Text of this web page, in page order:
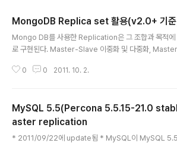
MongoDB Replica set 활용(v2.0+ 기
Mongo DB를 사용한 Replication은 그 조합과 목적에
로 구현된다. Master-Slave 이중화 및 다중화,
et 등, ... 결국은 데이터베이스의 고가용성을 갖추기 위한
er-Master 구조를 선호하는 것이 일반적이다. 또한 그
며 Fail-over 를 통한 Availability 뿐 아니라 Read/
0 0 2011. 10. 2.
MySQL 5.5(Percona 5.5.15-21.0
aster replication
* 2011/09/22에 update됨 * MySQL이 MySQL